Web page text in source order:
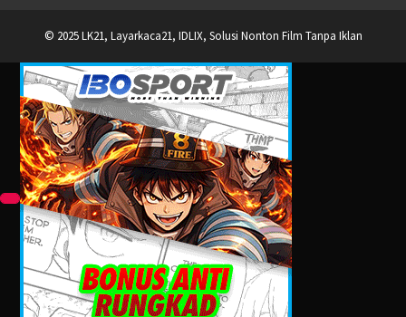
© 2025 LK21, Layarkaca21, IDLIX, Solusi Nonton Film Tanpa Iklan